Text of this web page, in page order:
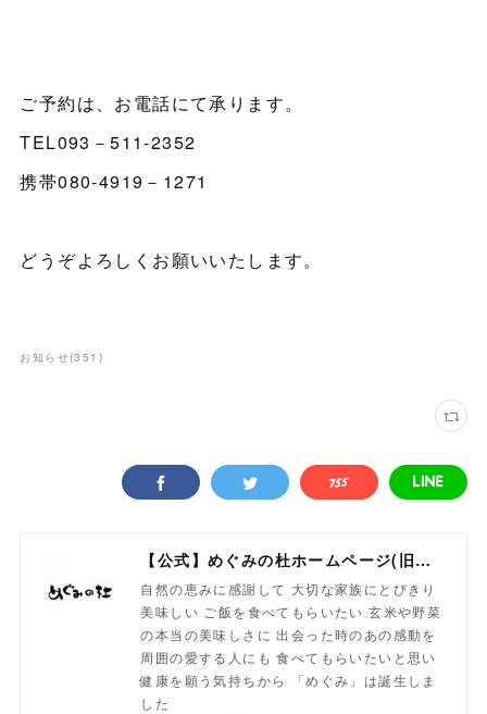
ご予約は、お電話にて承ります。
TEL093－511-2352
携帯080-4919－1271
どうぞよろしくお願いいたします。
お知らせ(351 )
【公式】めぐみの杜ホームページ(旧自然食工房）
自然の恵みに感謝して 大切な家族にとびきり
美味しい ご飯を食べてもらいたい 玄米や野菜
の本当の美味しさに 出会った時のあの感動を
周囲の愛する人にも 食べてもらいたいと思い
健康を願う気持ちから 「めぐみ」は誕生しま
した